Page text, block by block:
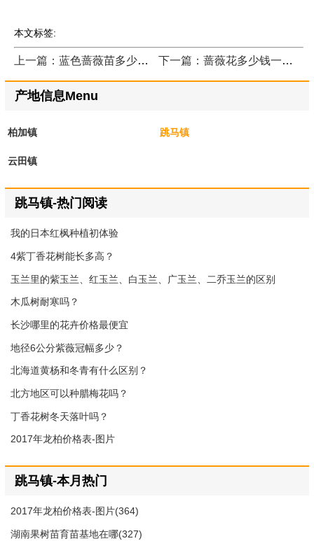
本文标签:
上一篇：蓝色蔷薇苗多少钱一株？ 下一篇：蔷薇花多少钱一棵？
产地信息Menu
柏加镇 跳马镇
云田镇
跳马镇-热门阅读
我的日本红枫种植初体验
4紫丁香花树能长多高？
玉兰里的紫玉兰、红玉兰、白玉兰、广玉兰、二乔玉兰的区别
木瓜树耐寒吗？
长沙哪里的花卉价格最便宜
地径6公分紫薇冠幅多少？
北海道黄杨和冬青有什么区别？
北方地区可以种腊梅花吗？
丁香花树冬天落叶吗？
2017年龙柏价格表-图片
跳马镇-本月热门
2017年龙柏价格表-图片(364)
湖南果树苗育苗基地在哪(327)